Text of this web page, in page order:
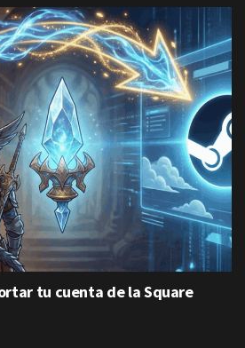
tu cuenta de la Square